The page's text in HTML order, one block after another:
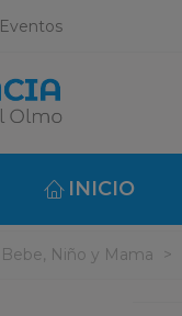
Eventos
INICIO
Bebe, Niño y Mama >